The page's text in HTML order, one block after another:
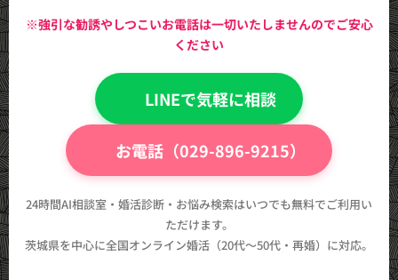
※強引な勧誘やしつこいお電話は一切いたしませんのでご安心
ください
💬 LINEで気軽に相談
📞 お電話（029-896-9215）
24時間AI相談室・婚活診断・お悩み検索はいつでも無料でご利用い
ただけます。
茨城県を中心に全国オンライン婚活（20代〜50代・再婚）に対応。